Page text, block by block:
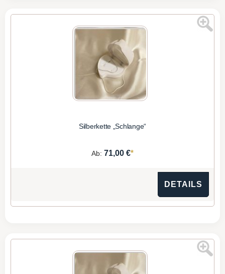
Silberkette „Schlange“
Ab: 71,00 €*
DETAILS